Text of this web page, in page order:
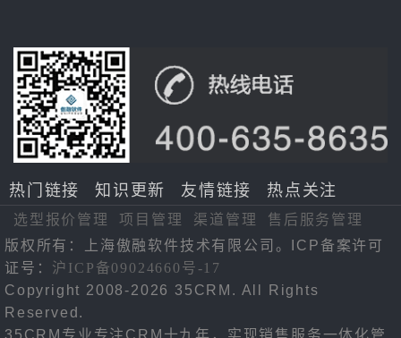
热门链接 知识更新 友情链接 热点关注
选型报价管理 项目管理 渠道管理
售后服务管理
版权所有：上海傲融软件技术有限公司。ICP备案许可
证号： 沪ICP备09024660号-17
Copyright 2008-2026 35CRM. All Rights
Reserved.